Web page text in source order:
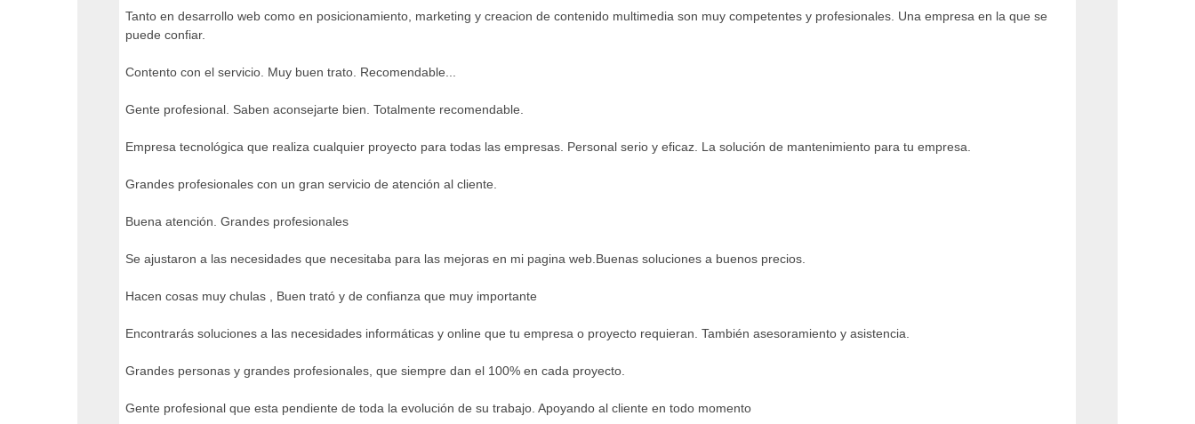
Tanto en desarrollo web como en posicionamiento, marketing y creacion de contenido multimedia son muy competentes y profesionales. Una empresa en la que se
puede confiar.
Contento con el servicio. Muy buen trato. Recomendable...
Gente profesional. Saben aconsejarte bien. Totalmente recomendable.
Empresa tecnológica que realiza cualquier proyecto para todas las empresas. Personal serio y eficaz. La solución de mantenimiento para tu empresa.
Grandes profesionales con un gran servicio de atención al cliente.
Buena atención. Grandes profesionales
Se ajustaron a las necesidades que necesitaba para las mejoras en mi pagina web.Buenas soluciones a buenos precios.
Hacen cosas muy chulas , Buen trató y de confianza que muy importante
Encontrarás soluciones a las necesidades informáticas y online que tu empresa o proyecto requieran. También asesoramiento y asistencia.
Grandes personas y grandes profesionales, que siempre dan el 100% en cada proyecto.
Gente profesional que esta pendiente de toda la evolución de su trabajo. Apoyando al cliente en todo momento